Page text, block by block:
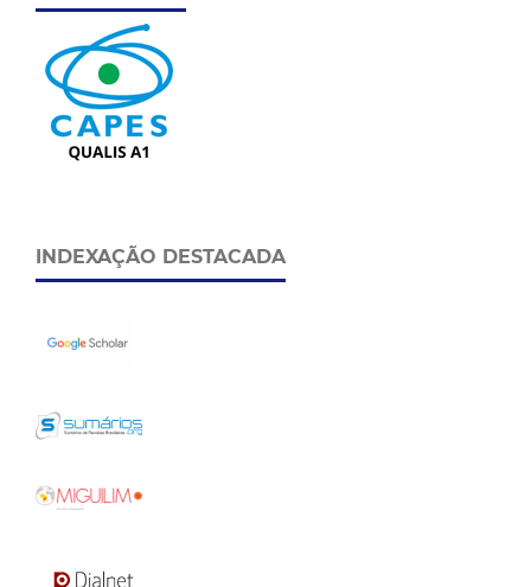
INDEXAÇÃO DESTACADA